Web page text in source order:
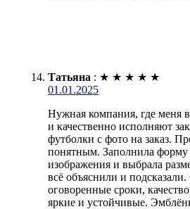
Татьяна : ★ ★ ★ ★ ★
01.01.2025
Нужная компания, где меня
и качественно исполняют
футболки с фото на заказ.
понятным. Заполнила форму
изображения и выбрала
всё объяснили и
оговоренные сроки,
яркие и устойчивые.